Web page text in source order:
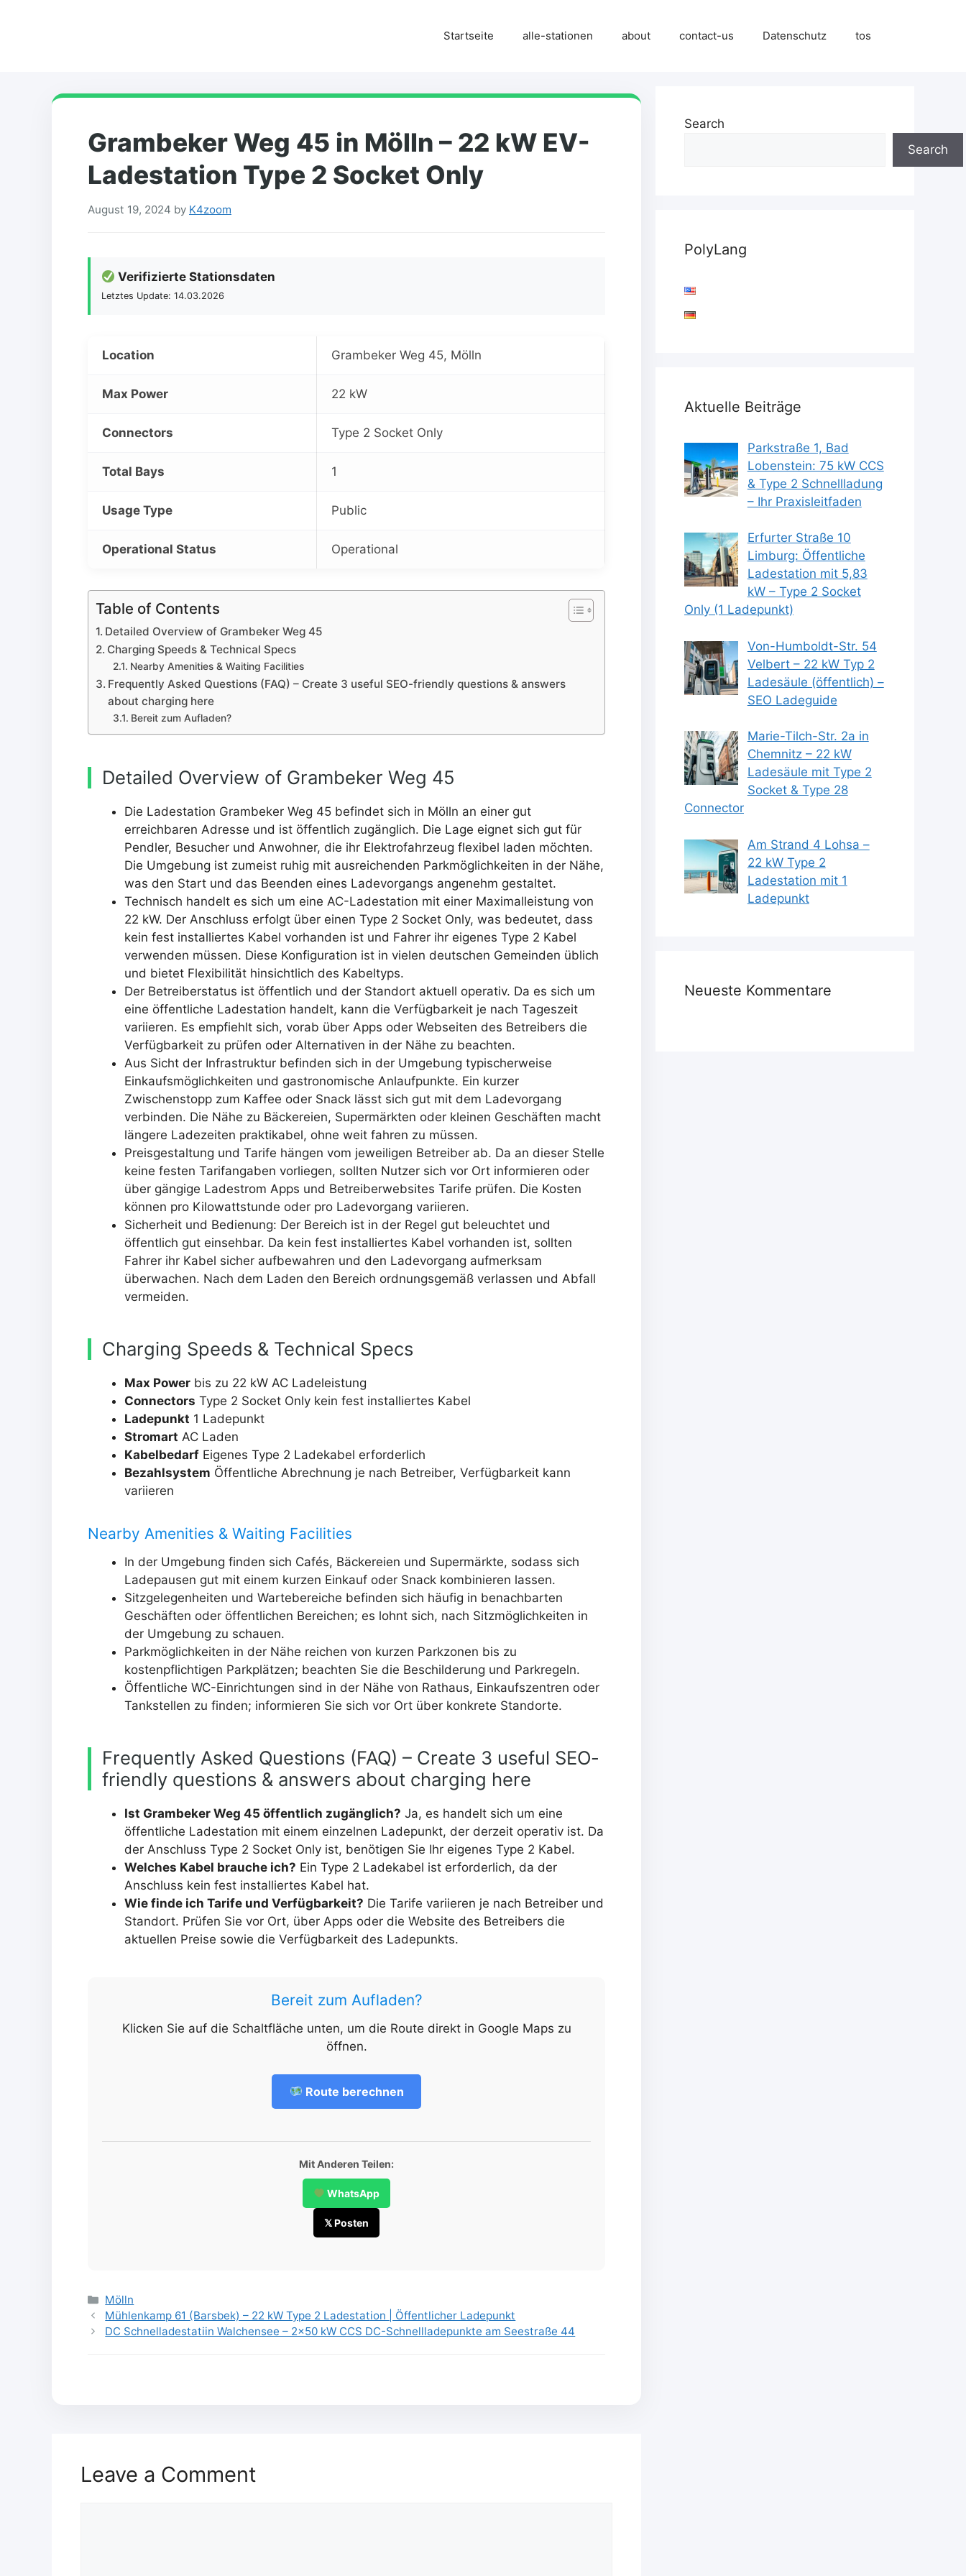
Startseite alle-stationen about contact-us Datenschutz tos
Grambeker Weg 45 in Mölln – 22 kW EV-
Ladestation Type 2 Socket Only
August 19, 2024 by K4zoom
Verifizierte Stationsdaten
Letztes Update: 14.03.2026
Location Grambeker Weg 45, Mölln
Max Power 22 kW
Connectors Type 2 Socket Only
Total Bays 1
Usage Type Public
Operational Status Operational
Table of Contents
Detailed Overview of Grambeker Weg 45
Charging Speeds & Technical Specs
Nearby Amenities & Waiting Facilities
Frequently Asked Questions (FAQ) – Create 3 useful SEO-friendly questions & answers
about charging here
Bereit zum Aufladen?
Detailed Overview of Grambeker Weg 45
Die Ladestation Grambeker Weg 45 befindet sich in Mölln an einer gut
erreichbaren Adresse und ist öffentlich zugänglich. Die Lage eignet sich gut für
Pendler, Besucher und Anwohner, die ihr Elektrofahrzeug flexibel laden möchten.
Die Umgebung ist zumeist ruhig mit ausreichenden Parkmöglichkeiten in der Nähe,
was den Start und das Beenden eines Ladevorgangs angenehm gestaltet.
Technisch handelt es sich um eine AC-Ladestation mit einer Maximalleistung von
22 kW. Der Anschluss erfolgt über einen Type 2 Socket Only, was bedeutet, dass
kein fest installiertes Kabel vorhanden ist und Fahrer ihr eigenes Type 2 Kabel
verwenden müssen. Diese Konfiguration ist in vielen deutschen Gemeinden üblich
und bietet Flexibilität hinsichtlich des Kabeltyps.
Der Betreiberstatus ist öffentlich und der Standort aktuell operativ. Da es sich um
eine öffentliche Ladestation handelt, kann die Verfügbarkeit je nach Tageszeit
variieren. Es empfiehlt sich, vorab über Apps oder Webseiten des Betreibers die
Verfügbarkeit zu prüfen oder Alternativen in der Nähe zu beachten.
Aus Sicht der Infrastruktur befinden sich in der Umgebung typischerweise
Einkaufsmöglichkeiten und gastronomische Anlaufpunkte. Ein kurzer
Zwischenstopp zum Kaffee oder Snack lässt sich gut mit dem Ladevorgang
verbinden. Die Nähe zu Bäckereien, Supermärkten oder kleinen Geschäften macht
längere Ladezeiten praktikabel, ohne weit fahren zu müssen.
Preisgestaltung und Tarife hängen vom jeweiligen Betreiber ab. Da an dieser Stelle
keine festen Tarifangaben vorliegen, sollten Nutzer sich vor Ort informieren oder
über gängige Ladestrom Apps und Betreiberwebsites Tarife prüfen. Die Kosten
können pro Kilowattstunde oder pro Ladevorgang variieren.
Sicherheit und Bedienung: Der Bereich ist in der Regel gut beleuchtet und
öffentlich gut einsehbar. Da kein fest installiertes Kabel vorhanden ist, sollten
Fahrer ihr Kabel sicher aufbewahren und den Ladevorgang aufmerksam
überwachen. Nach dem Laden den Bereich ordnungsgemäß verlassen und Abfall
vermeiden.
Charging Speeds & Technical Specs
Max Power bis zu 22 kW AC Ladeleistung
Connectors Type 2 Socket Only kein fest installiertes Kabel
Ladepunkt 1 Ladepunkt
Stromart AC Laden
Kabelbedarf Eigenes Type 2 Ladekabel erforderlich
Bezahlsystem Öffentliche Abrechnung je nach Betreiber, Verfügbarkeit kann
variieren
Nearby Amenities & Waiting Facilities
In der Umgebung finden sich Cafés, Bäckereien und Supermärkte, sodass sich
Ladepausen gut mit einem kurzen Einkauf oder Snack kombinieren lassen.
Sitzgelegenheiten und Wartebereiche befinden sich häufig in benachbarten
Geschäften oder öffentlichen Bereichen; es lohnt sich, nach Sitzmöglichkeiten in
der Umgebung zu schauen.
Parkmöglichkeiten in der Nähe reichen von kurzen Parkzonen bis zu
kostenpflichtigen Parkplätzen; beachten Sie die Beschilderung und Parkregeln.
Öffentliche WC-Einrichtungen sind in der Nähe von Rathaus, Einkaufszentren oder
Tankstellen zu finden; informieren Sie sich vor Ort über konkrete Standorte.
Frequently Asked Questions (FAQ) – Create 3 useful SEO-
friendly questions & answers about charging here
Ist Grambeker Weg 45 öffentlich zugänglich? Ja, es handelt sich um eine
öffentliche Ladestation mit einem einzelnen Ladepunkt, der derzeit operativ ist. Da
der Anschluss Type 2 Socket Only ist, benötigen Sie Ihr eigenes Type 2 Kabel.
Welches Kabel brauche ich? Ein Type 2 Ladekabel ist erforderlich, da der
Anschluss kein fest installiertes Kabel hat.
Wie finde ich Tarife und Verfügbarkeit? Die Tarife variieren je nach Betreiber und
Standort. Prüfen Sie vor Ort, über Apps oder die Website des Betreibers die
aktuellen Preise sowie die Verfügbarkeit des Ladepunkts.
Bereit zum Aufladen?
Klicken Sie auf die Schaltfläche unten, um die Route direkt in Google Maps zu
öffnen.
Route berechnen
Mit Anderen Teilen:
WhatsApp
𝕏 Posten
Categories
Mölln
Mühlenkamp 61 (Barsbek) – 22 kW Type 2 Ladestation | Öffentlicher Ladepunkt
DC Schnelladestatiin Walchensee – 2×50 kW CCS DC-Schnellladepunkte am Seestraße 44
Leave a Comment
Search
Search
PolyLang
Aktuelle Beiträge
Parkstraße 1, Bad
Lobenstein: 75 kW CCS
& Type 2 Schnellladung
– Ihr Praxisleitfaden
Erfurter Straße 10
Limburg: Öffentliche
Ladestation mit 5,83
kW – Type 2 Socket
Only (1 Ladepunkt)
Von-Humboldt-Str. 54
Velbert – 22 kW Typ 2
Ladesäule (öffentlich) –
SEO Ladeguide
Marie-Tilch-Str. 2a in
Chemnitz – 22 kW
Ladesäule mit Type 2
Socket & Type 28
Connector
Am Strand 4 Lohsa –
22 kW Type 2
Ladestation mit 1
Ladepunkt
Neueste Kommentare